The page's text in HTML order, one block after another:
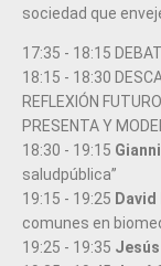
sociedad que
17:35 - 18:15
18:15 - 18:30
REFLEXIÓN
PRESENTA Y
18:30 - 19:15
saludpública”
19:15 - 19:25
comunes en
19:25 - 19:35